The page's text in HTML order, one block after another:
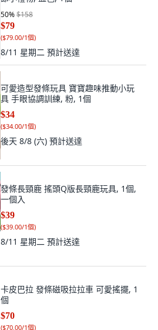
50%$158
$79
($79.00/1個)
8/11 星期二 預計送達
可愛造型發條玩具 寶寶趣味推動小玩
具 手眼協調訓練, 粉, 1個
$34
($34.00/1個)
後天 8/8 (六) 預計送達
發條長頸鹿 搖頭Q版長頸鹿玩具, 1個,
一個入
$39
($39.00/1個)
8/11 星期二 預計送達
卡皮巴拉 發條磁吸拉拉車 可愛搖擺, 1
個
$70
($70.00/1個)